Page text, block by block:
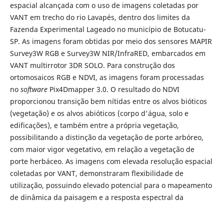
espacial alcançada com o uso de imagens coletadas por
VANT em trecho do rio Lavapés, dentro dos limites da
Fazenda Experimental Lageado no município de Botucatu-
SP. As imagens foram obtidas por meio dos sensores MAPIR
Survey3W RGB e Survey3W NIR/InfraRED, embarcados em
VANT multirrotor 3DR SOLO. Para construção dos
ortomosaicos RGB e NDVI, as imagens foram processadas
no softwarePix4Dmapper 3.0. O resultado do NDVI
proporcionou transição bem nítidas entre os alvos bióticos
(vegetação) e os alvos abióticos (corpo d'água, solo e
edificações), e também entre a própria vegetação,
possibilitando a distinção da vegetação de porte arbóreo,
com maior vigor vegetativo, em relação a vegetação de
porte herbáceo. As imagens com elevada resolução espacial
coletadas por VANT, demonstraram flexibilidade de
utilização, possuindo elevado potencial para o mapeamento
de dinâmica da paisagem e a resposta espectral da